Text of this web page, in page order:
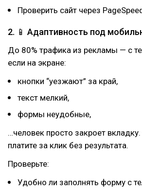
Проверить сайт через
2. 📱 Адаптивность под
До 80% трафика из рекламы — с
если на экране:
кнопки “уезжают” за край,
текст мелкий,
формы неудобные,
…человек просто закроет
платите за клик без результата.
Проверьте:
Удобно ли заполнять форму с